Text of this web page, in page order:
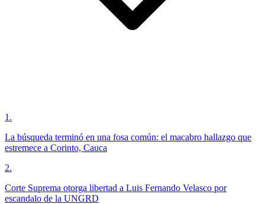
1 .
La búsqueda terminó en una fosa común: el macabro hallazgo que
estremece a Corinto, Cauca
2.
Corte Suprema otorga libertad a Luis Fernando Velasco por
escandalo de la UNGRD